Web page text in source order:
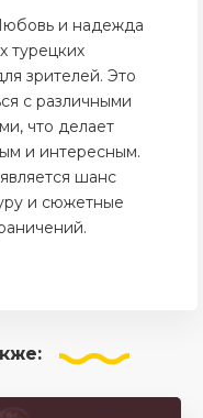
и надежда
турецких
зрителей. Это
с различными
что делает
и интересным.
шанс
и сюжетные